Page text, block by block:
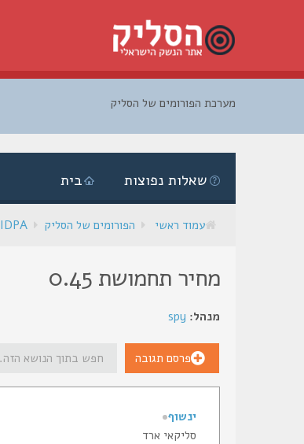
מערכת הפורומים של הסליק
בית שאלות נפוצות
עמוד ראשי הפורומים של הסליק IDPA
מחיר תחמושת 0.45
מנהל: spy
פרסם תגובה
ינשוף
סליקאי ארד